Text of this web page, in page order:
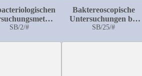
chronischer
SB/2/#
Baktereoscopische
Untersuchungen bei
Urethritis, Colpitis
SB/25/#